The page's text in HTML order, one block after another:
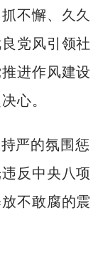
不懈、久久
党风引领社
进作风建设
心。
严的氛围惩
反中央八项
不敢腐的震